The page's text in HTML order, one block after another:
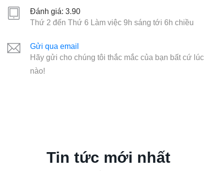
Đánh giá: 3.90
Thứ 2 đến Thứ 6 Làm việc 9h sáng tới 6h chiều
Gửi qua email
Hãy gửi cho chúng tôi thắc mắc của bạn bất cứ lúc
nào!
Tin tức mới nhất